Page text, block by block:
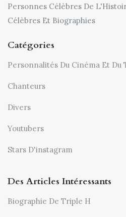
Personnes Célèbres De
Célèbres Et Biographies
Catégories
Personnalités Du Cinéma Et Du
Chanteurs
Divers
Youtubers
Stars D'instagram
Des Articles Intéressants
Biographie De Triple H